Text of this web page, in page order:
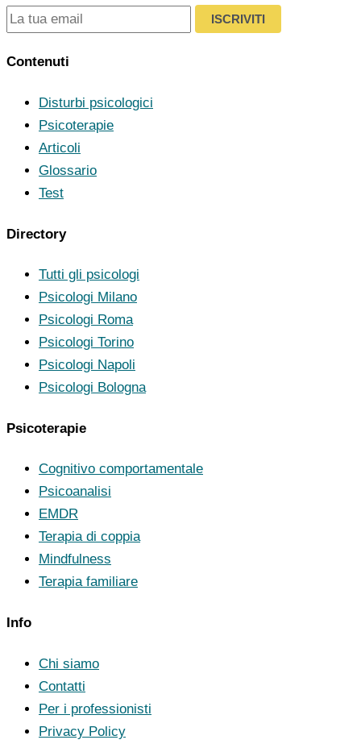
ISCRIVITI
Contenuti
Disturbi psicologici
Psicoterapie
Articoli
Glossario
Test
Directory
Tutti gli psicologi
Psicologi Milano
Psicologi Roma
Psicologi Torino
Psicologi Napoli
Psicologi Bologna
Psicoterapie
Cognitivo comportamentale
Psicoanalisi
EMDR
Terapia di coppia
Mindfulness
Terapia familiare
Info
Chi siamo
Contatti
Per i professionisti
Privacy Policy